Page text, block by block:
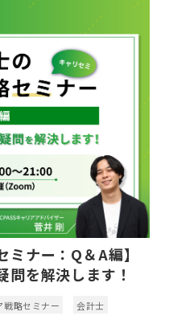
ミナー：Q＆A編】
を解決します！
戦略セミナー 会計士